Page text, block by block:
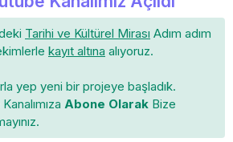
Tarihi ve Kültürel Mirası Adım adım
kayıt altına alıyoruz.
yep yeni bir projeye başladık.
Abone Olarak Bize